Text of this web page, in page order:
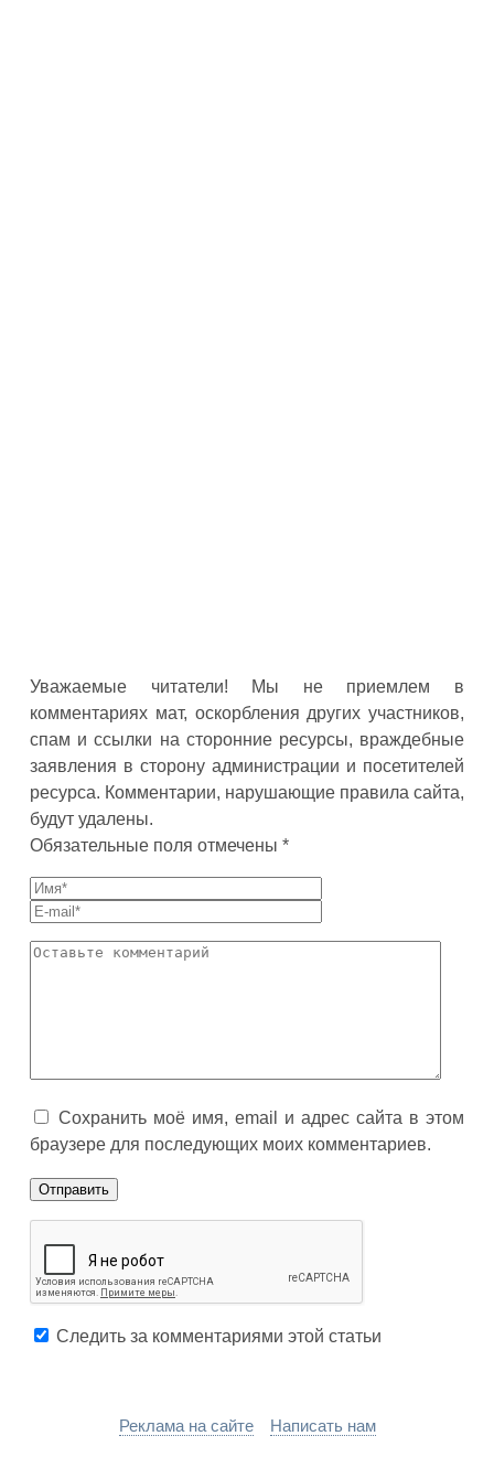
Уважаемые читатели! Мы не приемлем в
комментариях мат, оскорбления других участников,
спам и ссылки на сторонние ресурсы, враждебные
заявления в сторону администрации и посетителей
ресурса. Комментарии, нарушающие правила сайта,
будут удалены.
Обязательные поля отмечены *
Сохранить моё имя, email и адрес сайта в этом
браузере для последующих моих комментариев.
Следить за комментариями этой статьи
Реклама на сайте Написать нам